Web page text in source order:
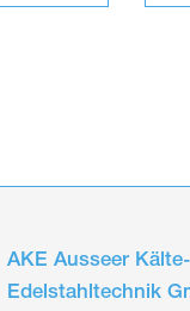
AKE Ausseer
Edelstahltechnik